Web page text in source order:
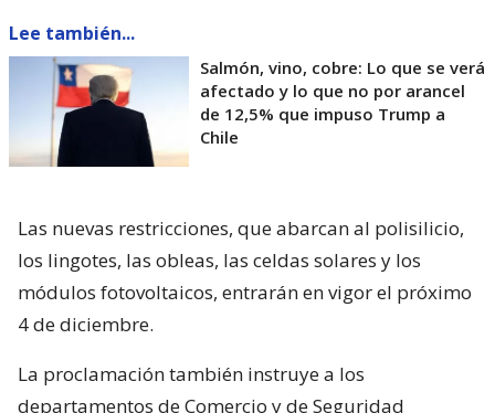
Lee también...
Salmón, vino, cobre: Lo que se verá
afectado y lo que no por arancel
de 12,5% que impuso Trump a
Chile
Las nuevas restricciones, que abarcan al polisilicio,
los lingotes, las obleas, las celdas solares y los
módulos fotovoltaicos, entrarán en vigor el próximo
4 de diciembre.
La proclamación también instruye a los
departamentos de Comercio y de Seguridad